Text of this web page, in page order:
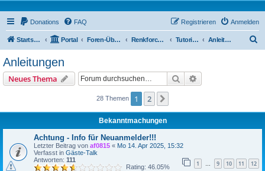
Donations FAQ Anmelden
Registrieren
Startseite Portal Foren-Übersicht Renkforce RF1000 Forum Tutorials & Co Anleitungen
Anleitungen
Neues Thema Suche
28 Themen 1 2
Bekanntmachungen
Achtung - Info für Neuanmelder!!!
Letzter Beitrag von af0815 « Mo 14. Apr 2025, 15:32
Verfasst in Gäste-Talk
Antworten: 111 1 … 9 10 11 12
Rating: 46.05%